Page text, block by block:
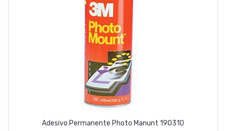
geral@luxivo.pt
Adesivo Permanente Photo Manunt 190310